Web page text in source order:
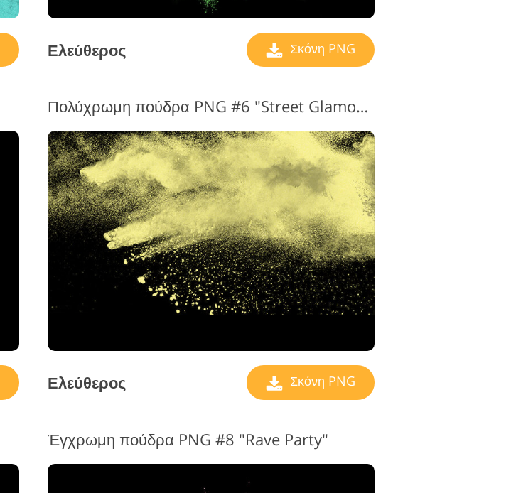
Ελεύθερος Σκόνη PNG
Πολύχρωμη πούδρα PNG #6 "Street Glamour"
Ελεύθερος Σκόνη PNG
Έγχρωμη πούδρα PNG #8 "Rave Party"